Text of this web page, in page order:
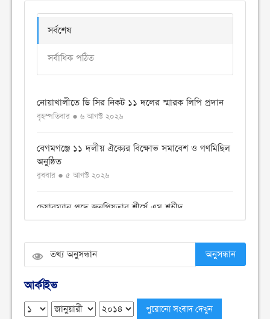
সর্বশেষ
সর্বাধিক পঠিত
নোয়াখালীতে ডি সির নিকট ১১ দলের স্মারক লিপি প্রদান
বৃহস্পতিবার ● ৬ আগস্ট ২০২৬
বেগমগঞ্জে ১১ দলীয় ঐক্যের বিক্ষোভ সমাবেশ ও গণমিছিল
অনুষ্ঠিত
বুধবার ● ৫ আগস্ট ২০২৬
চেয়ারম্যান পদে জনপ্রিয়তার শীর্ষে এম শহীদ
বুধবার ● ৫ আগস্ট ২০২৬
নোয়াখালীতে ডাকাতির ঘটনায় ৪ ডাকাত গ্রেফতার
বুধবার ● ৫ আগস্ট ২০২৬
সংবিধান থেকে বাতিল হতে পারে শেখ মুজিবুর রহমানের
‘জাতির পিতা’ স্বীকৃতি
অনুসন্ধান
আর্কাইভ